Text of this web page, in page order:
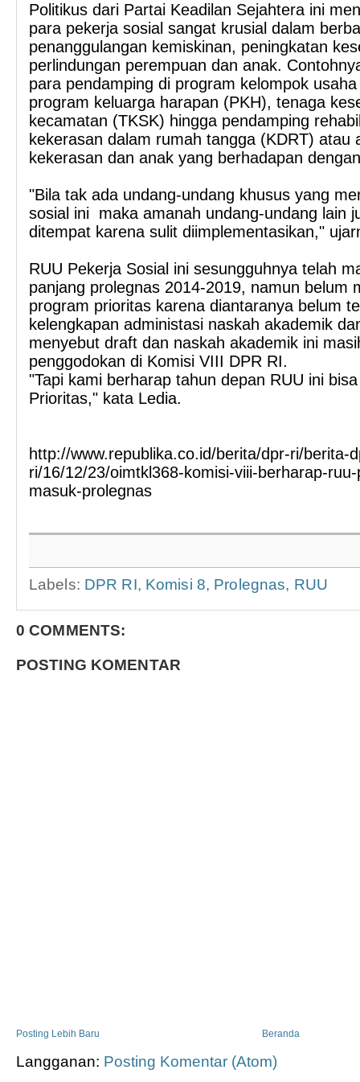
Politikus dari Partai Keadilan Sejahtera ini
para pekerja sosial sangat krusial dalam
penanggulangan kemiskinan, peningkatan
perlindungan perempuan dan anak.
para pendamping di program kelompok
program keluarga harapan (PKH), tenaga
kecamatan (TKSK) hingga pendamping
kekerasan dalam rumah tangga (KDRT) atau
kekerasan dan anak yang berhadapan
"Bila tak ada undang-undang khusus yang
sosial ini maka amanah undang-undang lain
ditempat karena sulit diimplementasikan,"
RUU Pekerja Sosial ini sesungguhnya telah
panjang prolegnas 2014-2019, namun belum
program prioritas karena diantaranya belum
kelengkapan administasi naskah akademik
menyebut draft dan naskah akademik ini
penggodokan di Komisi VIII DPR RI.
"Tapi kami berharap tahun depan RUU ini
Prioritas," kata Ledia.
http://www.republika.co.id/berita/dpr-ri/berita-
ri/16/12/23/oimtkl368-komisi-viii-berharap-
masuk-prolegnas
Labels: DPR RI, Komisi 8, Prolegnas, RUU
0 COMMENTS:
POSTING KOMENTAR
Posting Lebih Baru Beranda
Langganan: Posting Komentar (Atom)